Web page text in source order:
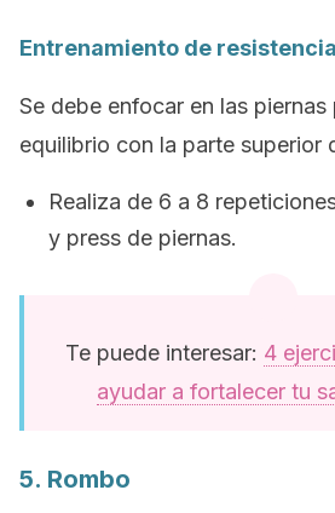
Entrenamiento de resistencia
Se debe enfocar en las piernas
equilibrio con la parte superior
Realiza de 6 a 8
y press de piernas.
Te puede interesar: 4
ayudar a fortalecer tu
5. Rombo